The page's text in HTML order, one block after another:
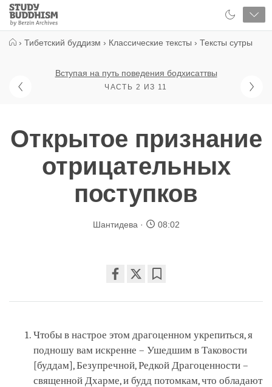
Close
Study
Buddhism
› Тибетский буддизм › Классические тексты › Тексты сутры
Вступая на путь поведения бодхисаттвы
ЧАСТЬ 2 ИЗ 11
Открытое признание
отрицательных
поступков
Шантидева 08:02
on
Чтобы в настрое этом драгоценном укрепиться, я
подношу вам искренне – Ушедшим в Таковости
[буддам], Безупречной, Редкой Драгоценности –
священной Дхарме, и будд потомкам, что обладают